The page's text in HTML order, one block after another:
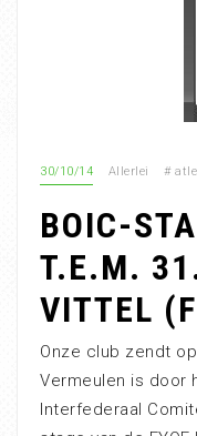
30/10/14 Allerlei #
BOIC-
T.E.M.
VITTEL
Onze club zendt
Vermeulen is door
Interfederaal